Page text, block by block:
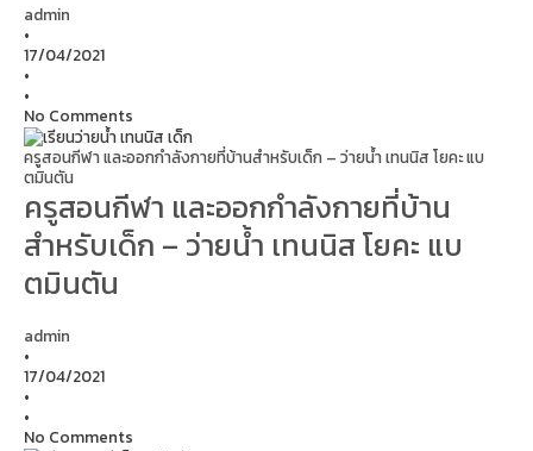
admin
•
17/04/2021
•
•
No Comments
ครูสอนกีฬา และออกกำลังกายที่บ้านสำหรับเด็ก – ว่ายน้ำ เทนนิส โยคะ แบ
ตมินตัน
ครูสอนกีฬา และออกกำลังกายที่บ้าน
สำหรับเด็ก – ว่ายน้ำ เทนนิส โยคะ แบ
ตมินตัน
admin
•
17/04/2021
•
•
No Comments